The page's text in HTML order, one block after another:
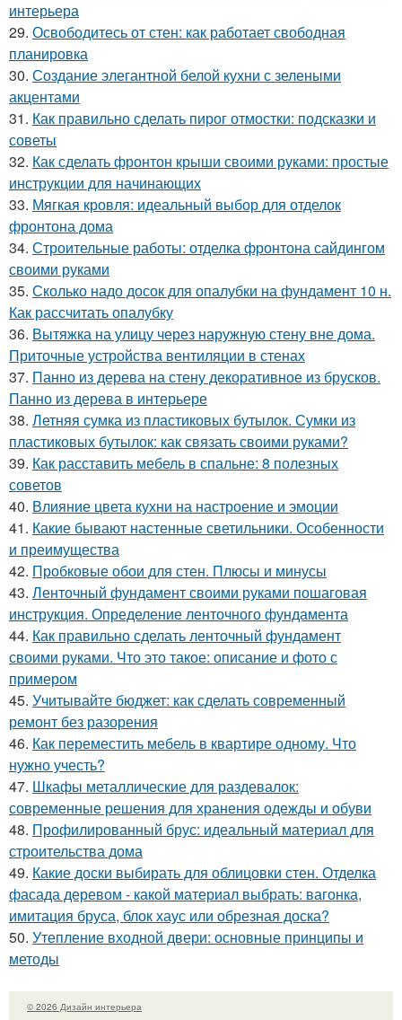
интерьера
29. Освободитесь от стен: как работает свободная
планировка
30. Создание элегантной белой кухни с зелеными
акцентами
31. Как правильно сделать пирог отмостки: подсказки и
советы
32. Как сделать фронтон крыши своими руками: простые
инструкции для начинающих
33. Мягкая кровля: идеальный выбор для отделок
фронтона дома
34. Строительные работы: отделка фронтона сайдингом
своими руками
35. Сколько надо досок для опалубки на фундамент 10 н.
Как рассчитать опалубку
36. Вытяжка на улицу через наружную стену вне дома.
Приточные устройства вентиляции в стенах
37. Панно из дерева на стену декоративное из брусков.
Панно из дерева в интерьере
38. Летняя сумка из пластиковых бутылок. Сумки из
пластиковых бутылок: как связать своими руками?
39. Как расставить мебель в спальне: 8 полезных
советов
40. Влияние цвета кухни на настроение и эмоции
41. Какие бывают настенные светильники. Особенности
и преимущества
42. Пробковые обои для стен. Плюсы и минусы
43. Ленточный фундамент своими руками пошаговая
инструкция. Определение ленточного фундамента
44. Как правильно сделать ленточный фундамент
своими руками. Что это такое: описание и фото с
примером
45. Учитывайте бюджет: как сделать современный
ремонт без разорения
46. Как переместить мебель в квартире одному. Что
нужно учесть?
47. Шкафы металлические для раздевалок:
современные решения для хранения одежды и обуви
48. Профилированный брус: идеальный материал для
строительства дома
49. Какие доски выбирать для облицовки стен. Отделка
фасада деревом - какой материал выбрать: вагонка,
имитация бруса, блок хаус или обрезная доска?
50. Утепление входной двери: основные принципы и
методы
© 2026 Дизайн интерьера